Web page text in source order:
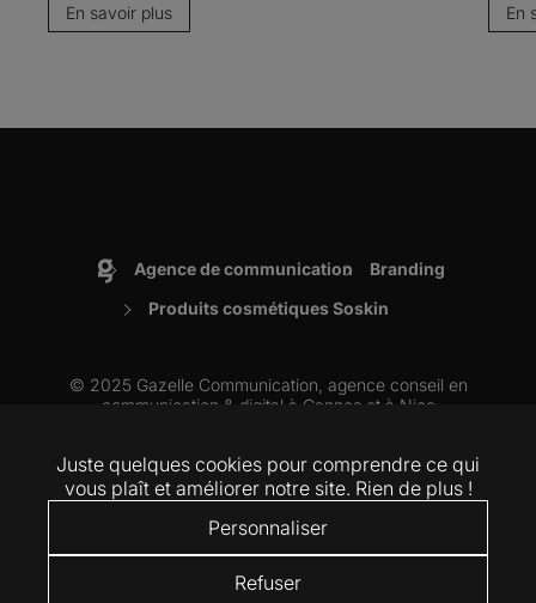
En savoir plus En
Accueil
Agence de communication
Branding
Produits cosmétiques Soskin
© 2025 Gazelle Communication, agence conseil en
communication & digital à Cannes et à Nice
ARTICLES VIDÉOS MENTIONS LÉGALES RSE COOKIES
LinkedIn
Instagram
Juste quelques cookies pour comprendre ce qui
vous plaît et améliorer notre site. Rien de plus !
Personnaliser
Refuser